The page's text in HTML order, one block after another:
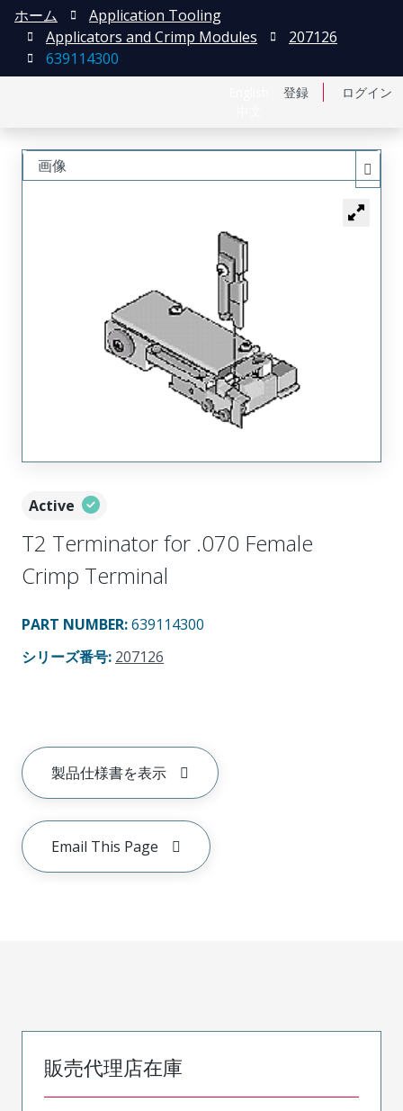
登録 ログイン
ホーム
Application Tooling
Applicators and Crimp Modules
207126
639114300
Active
T2 Terminator for .070 Female
Crimp Terminal
PART NUMBER:639114300
シリーズ番号: 207126
製品仕様書を表示
Email This Page
画像
販売代理店在庫